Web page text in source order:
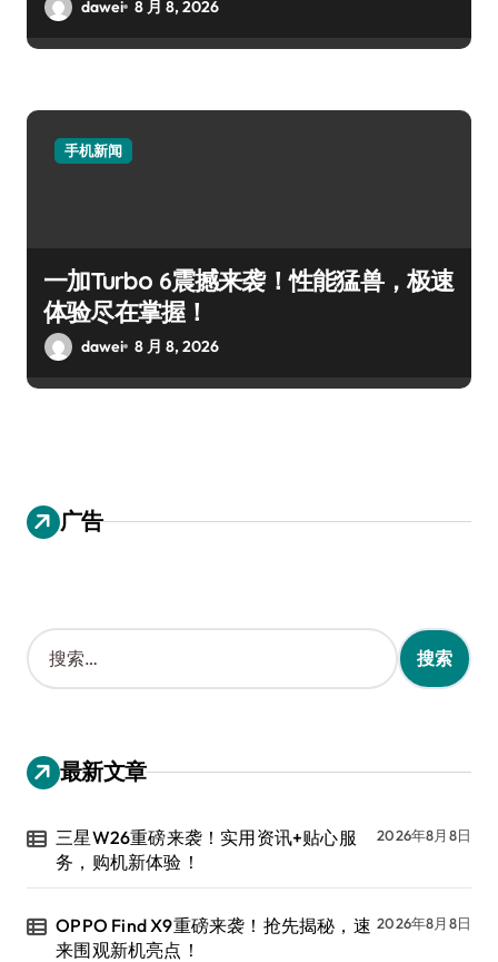
dawei 8 月 8, 2026
手机新闻
一加Turbo 6震撼来袭！性能猛兽，极速
体验尽在掌握！
dawei 8 月 8, 2026
广告
搜
索
：
最新文章
三星W26重磅来袭！实用资讯+贴心服
务，购机新体验！
2026年8月8日
OPPO Find X9重磅来袭！抢先揭秘，速
来围观新机亮点！
2026年8月8日